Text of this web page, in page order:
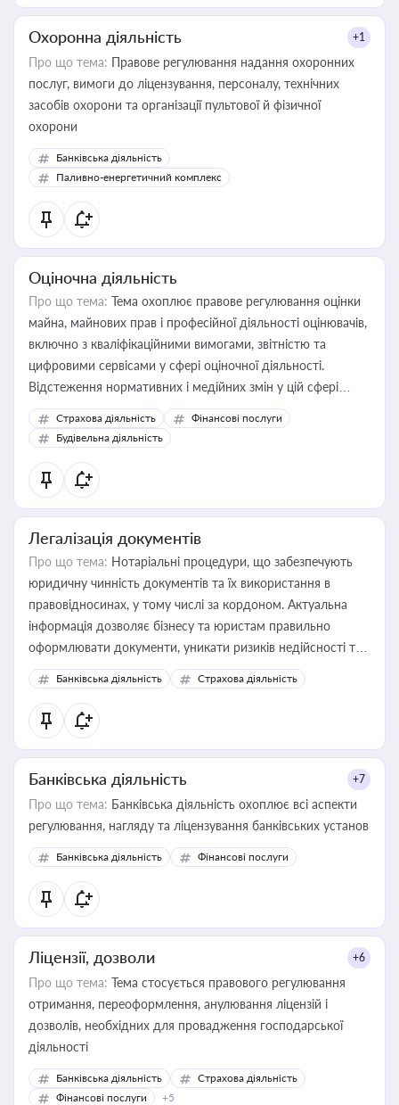
Охоронна діяльність +1
Про що тема: Правове регулювання надання охоронних
послуг, вимоги до ліцензування, персоналу, технічних
засобів охорони та організації пультової й фізичної
охорони
Банківська діяльність
Паливно-енергетичний комплекс
Оціночна діяльність
Про що тема: Тема охоплює правове регулювання оцінки
майна, майнових прав і професійної діяльності оцінювачів,
включно з кваліфікаційними вимогами, звітністю та
цифровими сервісами у сфері оціночної діяльності.
Відстеження нормативних і медійних змін у цій сфері
корисне для власника бізнесу, керівника, юриста або
бухгалтера під час оподаткування, приватизації, оренди
державного майна, корпоративних угод і перевірки
статусу суб'єктів оціночної діяльності
Страхова діяльність
Фінансові послуги
Будівельна діяльність
Легалізація документів
Про що тема: Нотаріальні процедури, що забезпечують
юридичну чинність документів та їх використання в
правовідносинах, у тому числі за кордоном. Актуальна
інформація дозволяє бізнесу та юристам правильно
оформлювати документи, уникати ризиків недійсності та
забезпечувати їх належне прийняття органами влади та
контрагентами
Банківська діяльність Страхова діяльність
Банківська діяльність +7
Про що тема: Банківська діяльність охоплює всі аспекти
регулювання, нагляду та ліцензування банківських установ
Банківська діяльність Фінансові послуги
Ліцензії, дозволи +6
Про що тема: Тема стосується правового регулювання
отримання, переоформлення, анулювання ліцензій і
дозволів, необхідних для провадження господарської
діяльності
Банківська діяльність
Страхова діяльність
Фінансові послуги
+5